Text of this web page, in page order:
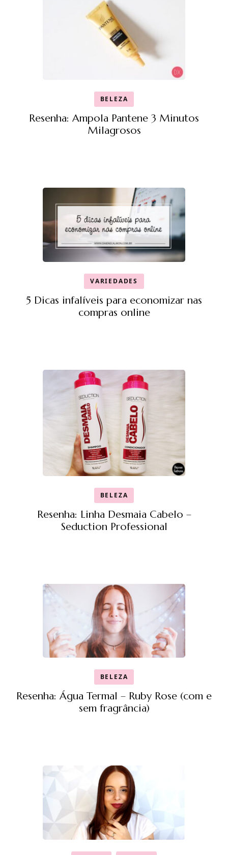
BELEZA
Resenha: Ampola Pantene 3 Minutos
Milagrosos
VARIEDADES
5 Dicas infalíveis para economizar nas
compras online
BELEZA
Resenha: Linha Desmaia Cabelo –
Seduction Professional
BELEZA
Resenha: Água Termal – Ruby Rose (com e
sem fragrância)